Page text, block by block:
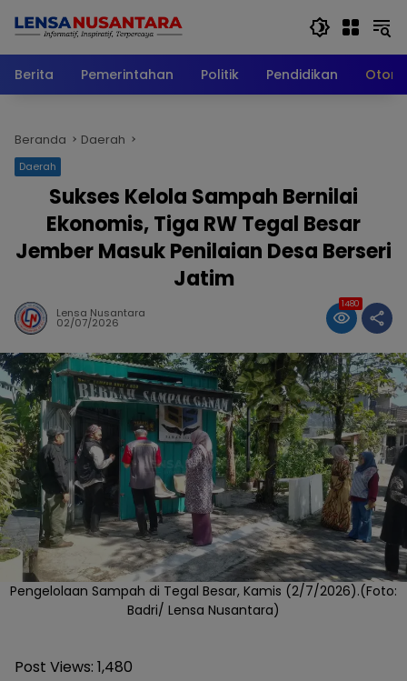
Berita
Pemerintahan Politik Pendidikan
Beranda Daerah
Daerah
Sukses Kelola Sampah Bernilai
Ekonomis, Tiga RW Tegal Besar
Jember Masuk Penilaian Desa Berseri
Jatim
Lensa Nusantara
02/07/2026
1480
Pengelolaan Sampah di Tegal Besar, Kamis (2/7/2026).(Foto:
Badri/ Lensa Nusantara)
Post Views: 1,480